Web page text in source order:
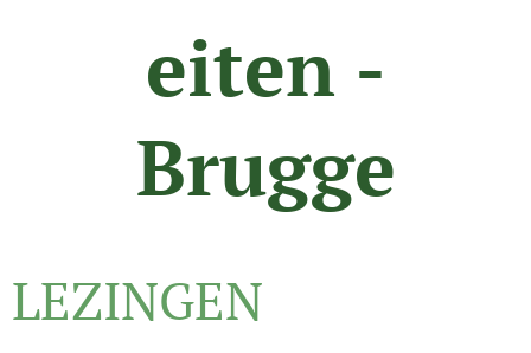
eiten -
Brugge
LEZINGEN